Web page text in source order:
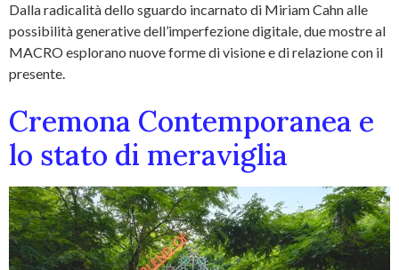
Dalla radicalità dello sguardo incarnato di Miriam Cahn alle
possibilità generative dell’imperfezione digitale, due mostre al
MACRO esplorano nuove forme di visione e di relazione con il
presente.
Cremona Contemporanea e
lo stato di meraviglia